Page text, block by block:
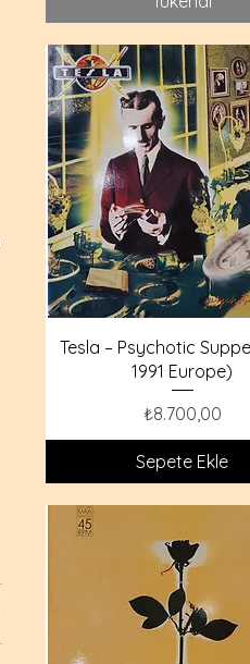
Tesla – Psychotic
1991 Europe)
Fiyat
₺8.700,00
Sepete Ekle